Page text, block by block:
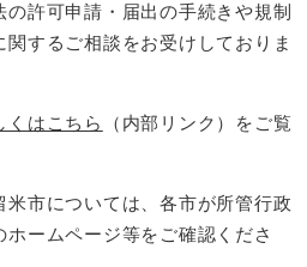
許可申請・届出の手続きや規制
するご相談をお受けしておりま
くはこちら
（内部リンク）をご覧
市については、各市が所管行政
ームページ等をご確認くださ